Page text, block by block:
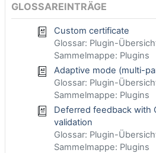
GLOSSAREINTRÄGE
Custom certificate
Glossar: Plugin-
Sammelmappe: Plugins
Adaptive mode (multi-
Glossar: Plugin-
Sammelmappe: Plugins
Deferred feedback with
validation
Glossar: Plugin-
Sammelmappe: Plugins